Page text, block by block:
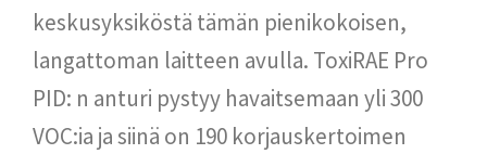
keskusyksiköstä tämän pienikokoisen,
langattoman laitteen avulla. ToxiRAE Pro
PID: n anturi pystyy havaitsemaan yli 300
VOC:ia ja siinä on 190 korjauskertoimen